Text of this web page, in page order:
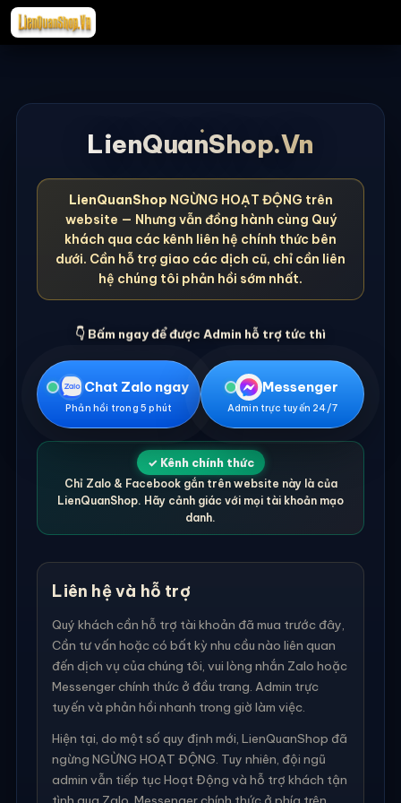
LienQuanShop.Vn
LienQuanShop NGỪNG HOẠT ĐỘNG trên
website — Nhưng vẫn đồng hành cùng Quý
khách qua các kênh liên hệ chính thức bên
dưới. Cần hỗ trợ giao các dịch cũ, chỉ cần liên
hệ chúng tôi phản hồi sớm nhất.
👇 Bấm ngay để được Admin hỗ trợ tức thì
Chat Zalo ngay
Phản hồi trong 5 phút
Messenger
Admin trực tuyến 24/7
✓ Kênh chính thức
Chỉ Zalo & Facebook gắn trên website này là của
LienQuanShop. Hãy cảnh giác với mọi tài khoản mạo
danh.
Liên hệ và hỗ trợ
Quý khách cần hỗ trợ tài khoản đã mua trước đây,
Cần tư vấn hoặc có bất kỳ nhu cầu nào liên quan
đến dịch vụ của chúng tôi, vui lòng nhắn Zalo hoặc
Messenger chính thức ở đầu trang. Admin trực
tuyến và phản hồi nhanh trong giờ làm việc.
Hiện tại, do một số quy định mới, LienQuanShop đã
ngừng NGỪNG HOẠT ĐỘNG. Tuy nhiên, đội ngũ
admin vẫn tiếp tục Hoạt Động và hỗ trợ khách tận